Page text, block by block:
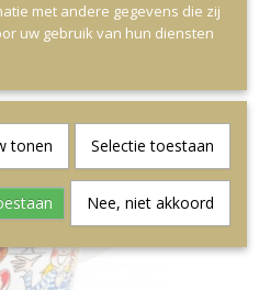
met andere gegevens die zij
uw gebruik van hun diensten
tonen Selectie toestaan
Nee, niet akkoord